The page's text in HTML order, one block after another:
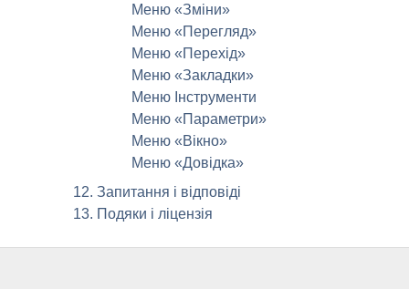
Меню «Зміни»
Меню «Перегляд»
Меню «Перехід»
Меню «Закладки»
Меню Інструменти
Меню «Параметри»
Меню «Вікно»
Меню «Довідка»
12. Запитання і відповіді
13. Подяки і ліцензія